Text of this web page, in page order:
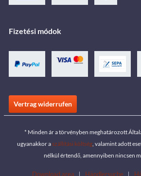
Fizetési módok
Vertrag widerrufen
* Minden ár a törvényben meghatározott
ugyanakkor aszállítási költség, valamint adott
nélkül értendő, amennyiben nincsen
Download area Händlersuche